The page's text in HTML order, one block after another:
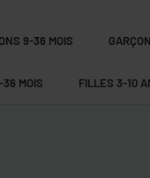
9-36 MOIS
MOIS FILLES 3-10